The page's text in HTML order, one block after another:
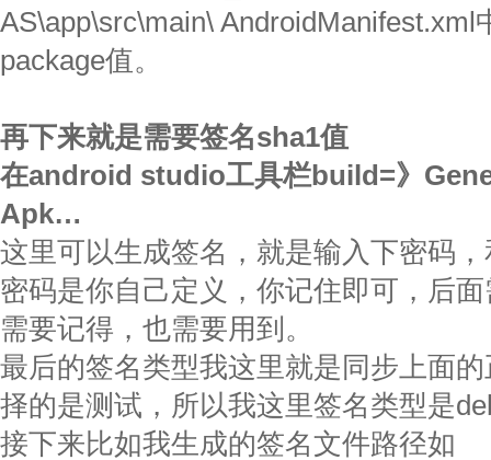
AS\app\src\main\ AndroidManifest.xml
package值。
再下来就是需要签名sha1值
在android studio工具栏build=》
Apk…
这里可以生成签名，就是输入下密码
密码是你自己定义，你记住即可，后
需要记得，也需要用到。
最后的签名类型我这里就是同步上面
择的是测试，所以我这里签名类型是
接下来比如我生成的签名文件路径如